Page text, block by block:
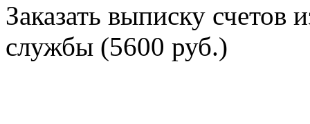
Заказать выписку счетов
службы (5600 руб.)